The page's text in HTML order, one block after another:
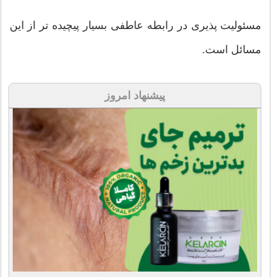
مسئولیت پذیری در رابطه عاطفی بسیار پیچیده تر از این
مسائل است.
پیشنهاد امروز